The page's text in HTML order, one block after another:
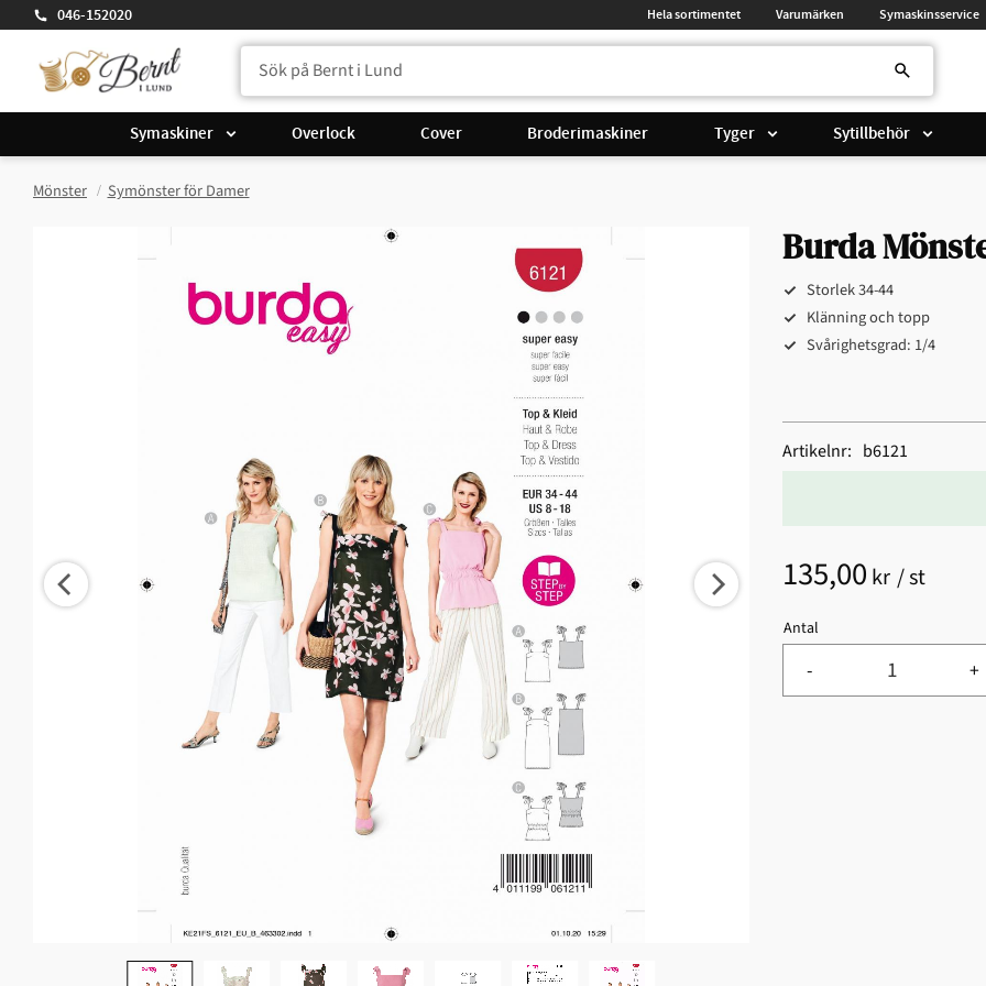
046-152020 Hela sortimentet Varumärken Symaskinsservice
Symaskiner Overlock Cover Broderimaskiner Tyger Sytillbehör
Mönster Symönster för Damer
Burda
Storlek 34-44
Klänning och topp
Svårighetsgrad: 1/4
135,00 kr /st
Antal
+
-
Artikelnr b6121